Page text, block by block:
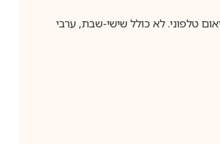
א-ה, קבלת המשלוח תבוצע עד חמישה ימי עסקים מיום שלאחר ביצוע ההזמנה, בין השעות 9:00-21:00 כולל תיאום טלפוני. לא כולל שישי-שבת, ערבי